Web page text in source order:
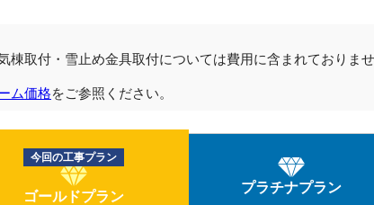
取付・雪止め金具取付については費用に含まれておりませ
ム価格をご参照ください。
今回の工事プラン
ゴールドプラン
プラチナプラン